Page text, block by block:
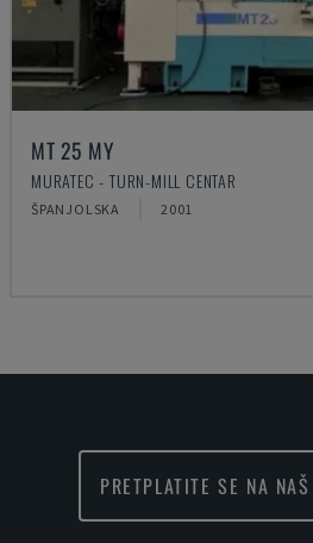
MT 25 MY
MURATEC - TURN-MILL CENTAR
ŠPANJOLSKA 2001
PRETPLATITE SE NA